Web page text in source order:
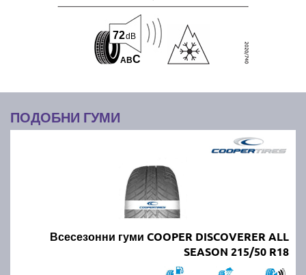
ABC
72dB
ПОДОБНИ ГУМИ
Всесезонни гуми COOPER DISCOVERER ALL
SEASON 215/50 R18